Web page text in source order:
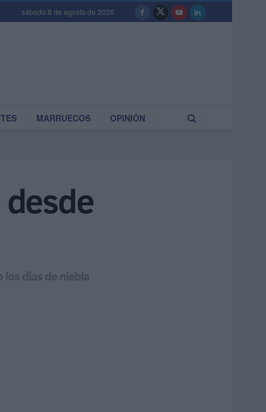
sábado 8 de agosto de 2026
MARRUECOS OPINIÓN
días de niebla